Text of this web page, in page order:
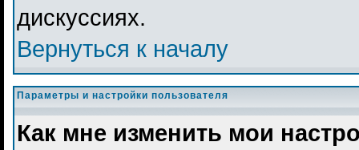
дискуссиях.
Вернуться к началу
Параметры и настройки пользователя
Как мне изменить мои